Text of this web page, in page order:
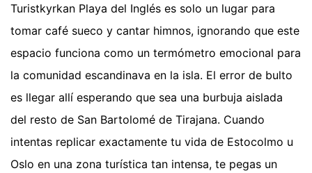
Turistkyrkan Playa del Inglés es solo un lugar para
tomar café sueco y cantar himnos, ignorando que este
espacio funciona como un termómetro emocional para
la comunidad escandinava en la isla. El error de bulto
es llegar allí esperando que sea una burbuja aislada
del resto de San Bartolomé de Tirajana. Cuando
intentas replicar exactamente tu vida de Estocolmo u
Oslo en una zona turística tan intensa, te pegas un